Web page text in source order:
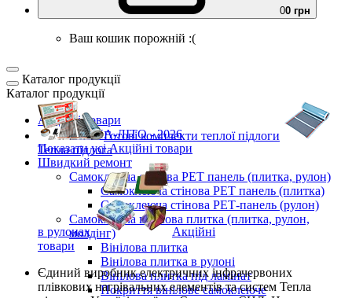
00 грн
Ваш кошик порожній :(
Каталог продукції
Каталог продукції
Акційні товари
ВЕСНА-ЛІТО - 2026
Показати усі Акційні товари
Швидкий ремонт
Самоклеюча стінова PET панель (плитка, рулон)
Самоклеюча стінова PET панель (плитка)
Самоклеюча стінова РЕТ-панель (рулон)
Самоклеюча вінілова плитка (плитка, рулон,
молдінг)
Вінілова плитка
Вінілова плитка в рулоні
Вінілова плитка під ламінат
Покриття вінілове самоклеюче
Готові комплекти теплої підлоги
Тепла підлога
в рулонах
Акційні
товари
Єдиний виробникелектричних інфрачервоних
плівкових нагрівальних елементів та систем Тепла